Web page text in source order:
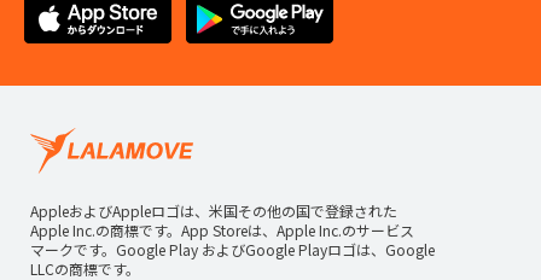
AppleおよびAppleロゴは、米国その他の国で登録された
Apple Inc.の商標です。App Storeは、Apple Inc.のサービス
マークです。Google Play およびGoogle Playロゴは、Google
LLCの商標です。